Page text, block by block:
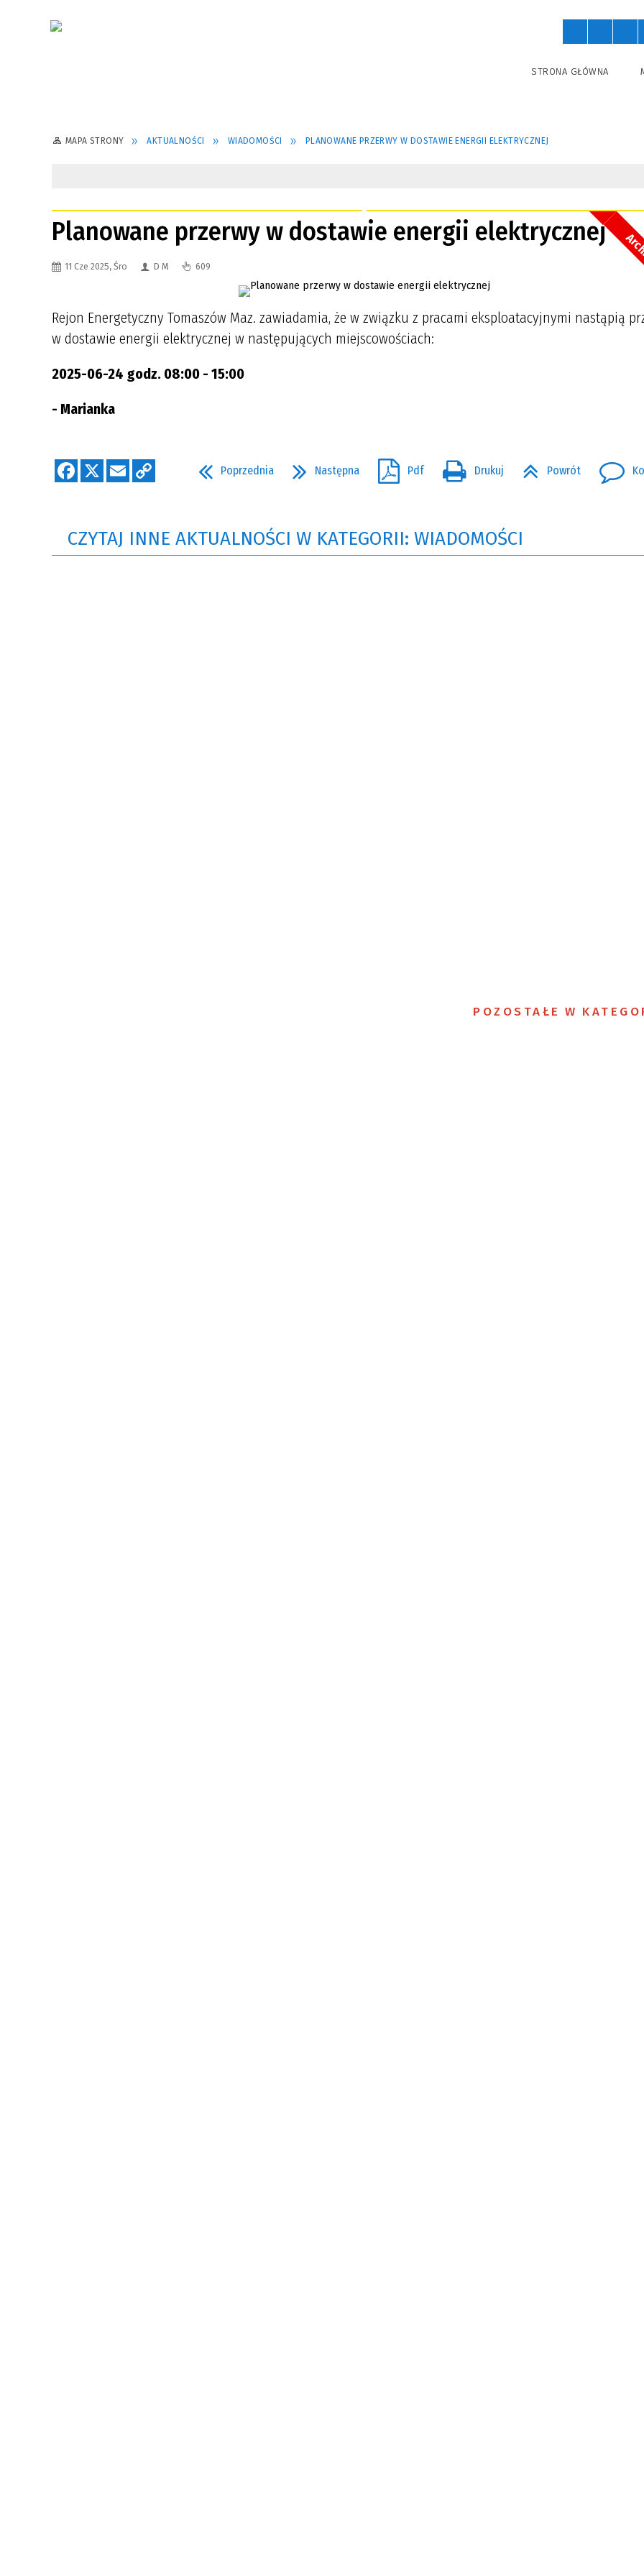
STRONA GŁÓWNA
MAPA STRONY AKTUALNOŚCI WIADOMOŚCI PLANOWANE PRZERWY W DOSTAWIE ENERGII ELEKTRYCZNEJ
Planowane przerwy w dostawie energii elektrycznej
11 Cze 2025, Śro D M 609
Rejon Energetyczny Tomaszów Maz. zawiadamia, że w związku z pracami eksploatacyjnymi nastąpią
w dostawie energii elektrycznej w następujących miejscowościach:
2025-06-24 godz. 08:00 - 15:00
- Marianka
Poprzednia Następna Pdf Drukuj Powrót
CZYTAJ INNE AKTUALNOŚCI W KATEGORII: WIADOMOŚCI
POZOSTAŁE W